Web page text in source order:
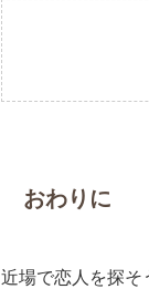
おわりに
近場で恋人を探そ